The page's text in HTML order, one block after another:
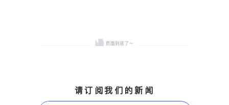
请订阅我们的新闻